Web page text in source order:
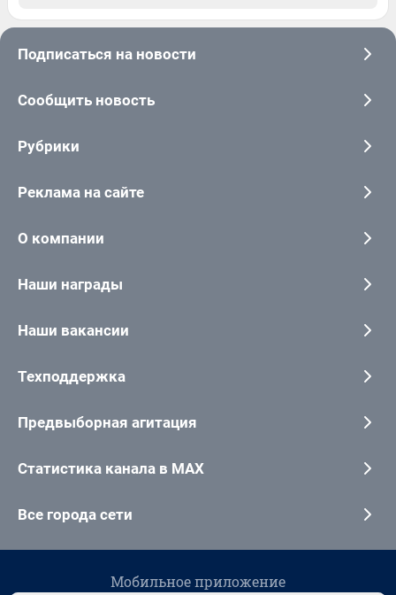
Подписаться на новости
Сообщить новость
Рубрики
Реклама на сайте
О компании
Наши награды
Наши вакансии
Техподдержка
Предвыборная агитация
Статистика канала в MAX
Все города сети
Мобильное приложение